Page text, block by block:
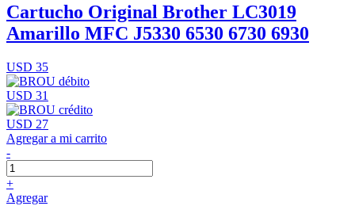
Cartucho Original Brother LC3019
Amarillo MFC J5330 6530 6730 6930
USD 35
USD 31
USD 27
Agregar a mi carrito
-
+
Agregar